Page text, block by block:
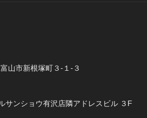
山市新根塚町３-１-３
サンショウ有沢店隣アドレスビル ３F